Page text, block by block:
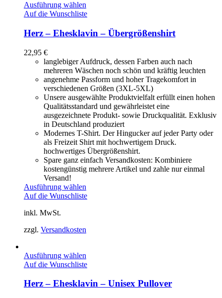
Ausführung wählen
Auf die Wunschliste
Herz – Ehesklavin – Übergrößenshirt
22,95 €
langlebiger Aufdruck, dessen Farben auch nach
mehreren Wäschen noch schön und kräftig leuchten
angenehme Passform und hoher Tragekomfort in
verschiedenen Größen (3XL-5XL)
Unsere ausgewählte Produktvielfalt erfüllt einen hohen
Qualitätsstandard und gewährleistet eine
ausgezeichnete Produkt- sowie Druckqualität. Exklusiv
in Deutschland produziert
Modernes T-Shirt. Der Hingucker auf jeder Party oder
als Freizeit Shirt mit hochwertigem Druck.
hochwertiges Übergrößenshirt.
Spare ganz einfach Versandkosten: Kombiniere
kostengünstig mehrere Artikel und zahle nur einmal
Versand!
Ausführung wählen
Auf die Wunschliste
inkl. MwSt.
zzgl. Versandkosten
Ausführung wählen
Auf die Wunschliste
Herz – Ehesklavin – Unisex Pullover